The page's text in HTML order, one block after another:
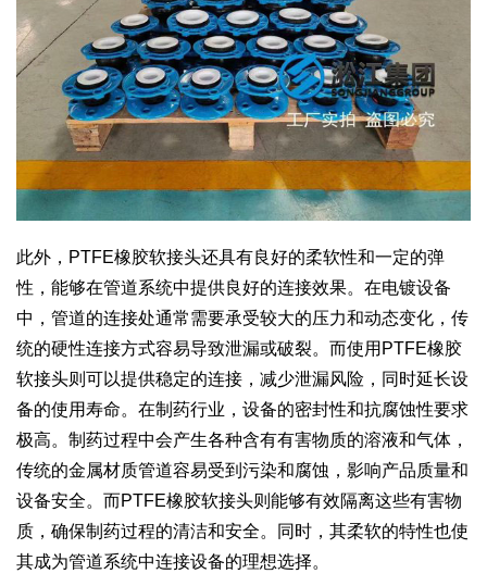
此外，PTFE橡胶软接头还具有良好的柔软性和一定的弹
性，能够在管道系统中提供良好的连接效果。在电镀设备
中，管道的连接处通常需要承受较大的压力和动态变化，传
统的硬性连接方式容易导致泄漏或破裂。而使用PTFE橡胶
软接头则可以提供稳定的连接，减少泄漏风险，同时延长设
备的使用寿命。在制药行业，设备的密封性和抗腐蚀性要求
极高。制药过程中会产生各种含有有害物质的溶液和气体，
传统的金属材质管道容易受到污染和腐蚀，影响产品质量和
设备安全。而PTFE橡胶软接头则能够有效隔离这些有害物
质，确保制药过程的清洁和安全。同时，其柔软的特性也使
其成为管道系统中连接设备的理想选择。